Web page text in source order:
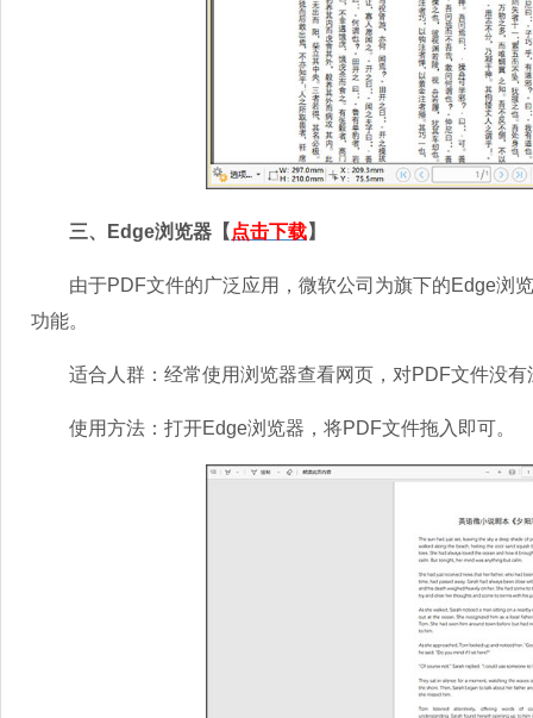
三、Edge浏览器【 点击下载】
由于PDF文件的广泛应用，微软公司为旗下的Edge浏
功能。
适合人群：经常使用浏览器查看网页，对PDF文件没有
使用方法：打开Edge浏览器，将PDF文件拖入即可。